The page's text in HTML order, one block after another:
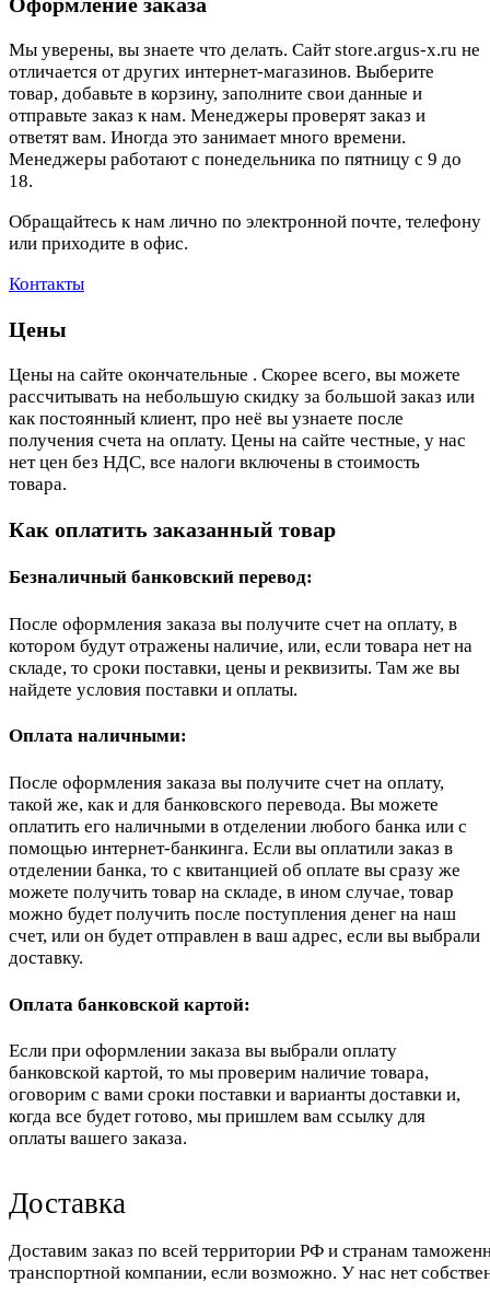
Мы уверены, вы знаете что делать. Сайт store.argus-x.ru не
отличается от других интернет-магазинов. Выберите
товар, добавьте в корзину, заполните свои данные и
отправьте заказ к нам. Менеджеры проверят заказ и
ответят вам. Иногда это занимает много времени.
Менеджеры работают с понедельника по пятницу с 9 до
18.
Обращайтесь к нам лично по электронной почте, телефону
или приходите в офис.
Контакты
Цены
Цены на сайте окончательные . Скорее всего, вы можете
рассчитывать на небольшую скидку за большой заказ или
как постоянный клиент, про неё вы узнаете после
получения счета на оплату. Цены на сайте честные, у нас
нет цен без НДС, все налоги включены в стоимость
товара.
Как оплатить заказанный товар
Безналичный банковский перевод:
После оформления заказа вы получите счет на оплату, в
котором будут отражены наличие, или, если товара нет на
складе, то сроки поставки, цены и реквизиты. Там же вы
найдете условия поставки и оплаты.
Оплата наличными:
После оформления заказа вы получите счет на оплату,
такой же, как и для банковского перевода. Вы можете
оплатить его наличными в отделении любого банка или с
помощью интернет-банкинга. Если вы оплатили заказ в
отделении банка, то с квитанцией об оплате вы сразу же
можете получить товар на складе, в ином случае, товар
можно будет получить после поступления денег на наш
счет, или он будет отправлен в ваш адрес, если вы выбрали
доставку.
Оплата банковской картой:
Если при оформлении заказа вы выбрали оплату
банковской картой, то мы проверим наличие товара,
оговорим с вами сроки поставки и варианты доставки и,
когда все будет готово, мы пришлем вам ссылку для
оплаты вашего заказа.
Доставка
Доставим заказ по всей территории РФ и странам
транспортной компании, если возможно. У нас нет